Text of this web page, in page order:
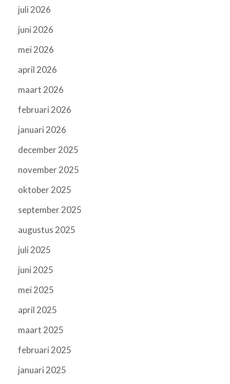
juli 2026
juni 2026
mei 2026
april 2026
maart 2026
februari 2026
januari 2026
december 2025
november 2025
oktober 2025
september 2025
augustus 2025
juli 2025
juni 2025
mei 2025
april 2025
maart 2025
februari 2025
januari 2025